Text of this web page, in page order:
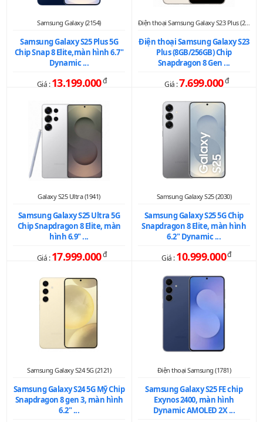
Samsung Galaxy (2154)
Samsung Galaxy S25 Plus 5G
Chip Snap 8 Elite,màn hình 6.7"
Dynamic ...
Giá :13.199.000đ
Điện thoại Samsung Galaxy S23 Plus (2075)
Điện thoại Samsung Galaxy S23
Plus (8GB/256GB) Chip
Snapdragon 8 Gen ...
Giá :7.699.000đ
Galaxy S25 Ultra (1941)
Samsung Galaxy S25 Ultra 5G
Chip Snapdragon 8 Elite, màn
hình 6.9" ...
Giá :17.999.000đ
Samsung Galaxy S25 (2030)
Samsung Galaxy S25 5G Chip
Snapdragon 8 Elite, màn hình
6.2" Dynamic ...
Giá :10.999.000đ
Samsung Galaxy S24 5G (2121)
Samsung Galaxy S24 5G Mỹ Chip
Snapdragon 8 gen 3, màn hình
6.2" ...
Điện thoại Samsung (1781)
Samsung Galaxy S25 FE chip
Exynos 2400, màn hình
Dynamic AMOLED 2X ...